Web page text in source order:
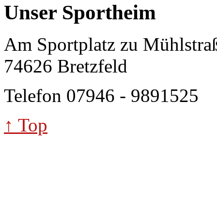
Unser Sportheim
Am Sportplatz zu
74626 Bretzfeld
Telefon 07946 - 9891525
↑ Top